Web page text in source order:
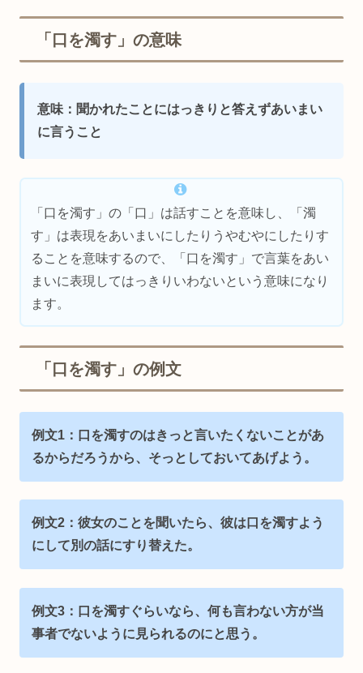
「口を濁す」の意味
意味：聞かれたことにはっきりと答えずあいまい
に言うこと
「口を濁す」の「口」は話すことを意味し、「濁
す」は表現をあいまいにしたりうやむやにしたりす
ることを意味するので、「口を濁す」で言葉をあい
まいに表現してはっきりいわないという意味になり
ます。
「口を濁す」の例文
例文1：口を濁すのはきっと言いたくないことがあ
るからだろうから、そっとしておいてあげよう。
例文2：彼女のことを聞いたら、彼は口を濁すよう
にして別の話にすり替えた。
例文3：口を濁すぐらいなら、何も言わない方が当
事者でないように見られるのにと思う。